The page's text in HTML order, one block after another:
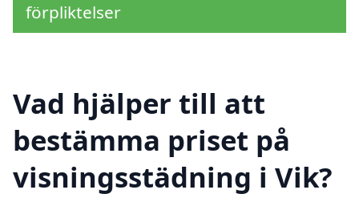
förpliktelser
Vad hjälper till att
bestämma priset på
visningsstädning i Vik?